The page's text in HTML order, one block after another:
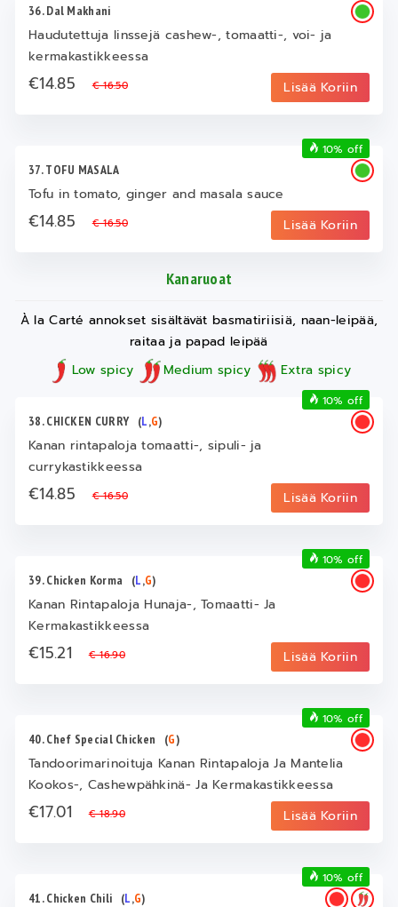
36. Dal Makhani
Haudutettuja linssejä cashew-, tomaatti-, voi- ja
kermakastikkeessa
€14.85€ 16.50 Lisää Koriin
37. TOFU MASALA
Tofu in tomato, ginger and masala sauce
€14.85€ 16.50 Lisää Koriin
10% off
Kanaruoat
À la Carté annokset sisältävät basmatiriisiä, naan-leipää,
raitaa ja papad leipää
Low spicy
Medium spicy Extra spicy
38. CHICKEN CURRY (L,G)
Kanan rintapaloja tomaatti-, sipuli- ja
currykastikkeessa
€14.85€ 16.50 Lisää Koriin
10% off
39. Chicken Korma (L,G)
Kanan Rintapaloja Hunaja-, Tomaatti- Ja
Kermakastikkeessa
€15.21€ 16.90 Lisää Koriin
10% off
40. Chef Special Chicken (G)
Tandoorimarinoituja Kanan Rintapaloja Ja Mantelia
Kookos-, Cashewpähkinä- Ja Kermakastikkeessa
€17.01€ 18.90 Lisää Koriin
10% off
41. Chicken Chili (L,G)
10% off